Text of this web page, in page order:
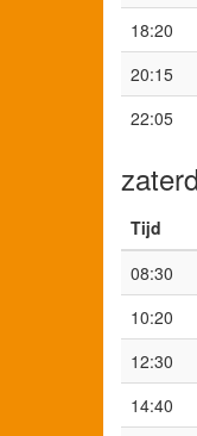
18:20
20:15
22:05
Tijd
08:30
10:20
12:30
14:40